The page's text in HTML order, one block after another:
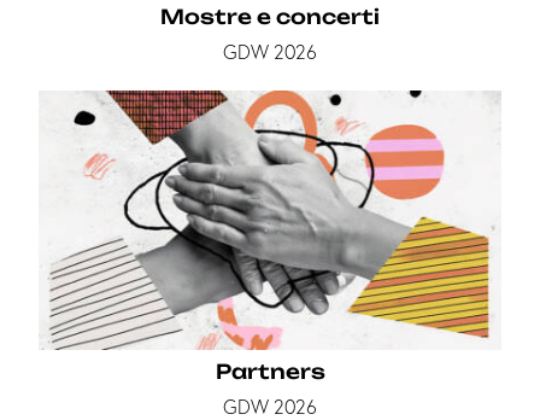
Mostre e concerti
GDW 2026
Partners
GDW 2026